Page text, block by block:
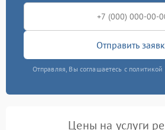
Отправить
Отправляя, Вы соглашаетесь с
Цены на услуги